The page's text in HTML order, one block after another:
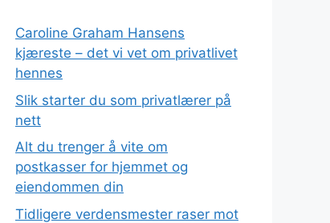
Caroline Graham Hansens
kjæreste – det vi vet om privatlivet
hennes
Slik starter du som privatlærer på
nett
Alt du trenger å vite om
postkasser for hjemmet og
eiendommen din
Tidligere verdensmester raser mot